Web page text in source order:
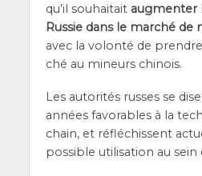
qu’il sou­hai­tait aug­men­ter
Rus­sie dans le mar­ché de
avec la volon­té de
ché au mineurs chinois.
Les auto­ri­tés russes se
années favo­rables à la
chain, et réflé­chissent
pos­sible uti­li­sa­tion au sein